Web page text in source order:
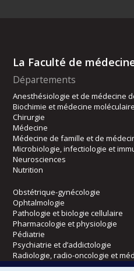
La Faculté de
Départements
Anesthésiologie et de médecine
Biochimie et médecine moléculaire
Chirurgie
Médecine
Médecine de famille et de
Microbiologie, infectiologie et
Neurosciences
Nutrition
Obstétrique-gynécologie
Ophtalmologie
Pathologie et biologie cellulaire
Pharmacologie et physiologie
Pédiatrie
Psychiatrie et d’addictologie
Radiologie, radio-oncologie et